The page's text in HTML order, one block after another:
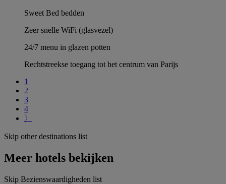
Sweet Bed bedden
Zeer snelle WiFi (glasvezel)
24/7 menu in glazen potten
Rechtstreekse toegang tot het centrum van Parijs
1
2
3
4
〉
Skip other destinations list
Meer hotels bekijken
Skip Bezienswaardigheden list